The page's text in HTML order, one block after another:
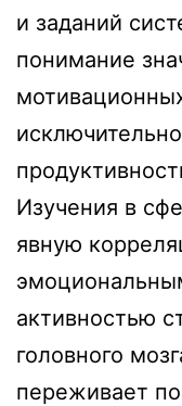
и заданий
понимание
Изучения в
явную
активностью
головного
переживает